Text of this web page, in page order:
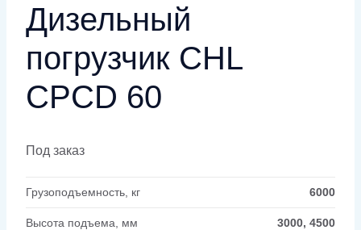
Дизельный
погрузчик CHL
CPCD 60
Под заказ
Грузоподъемность, кг 6000
Высота подъема, мм 3000, 4500